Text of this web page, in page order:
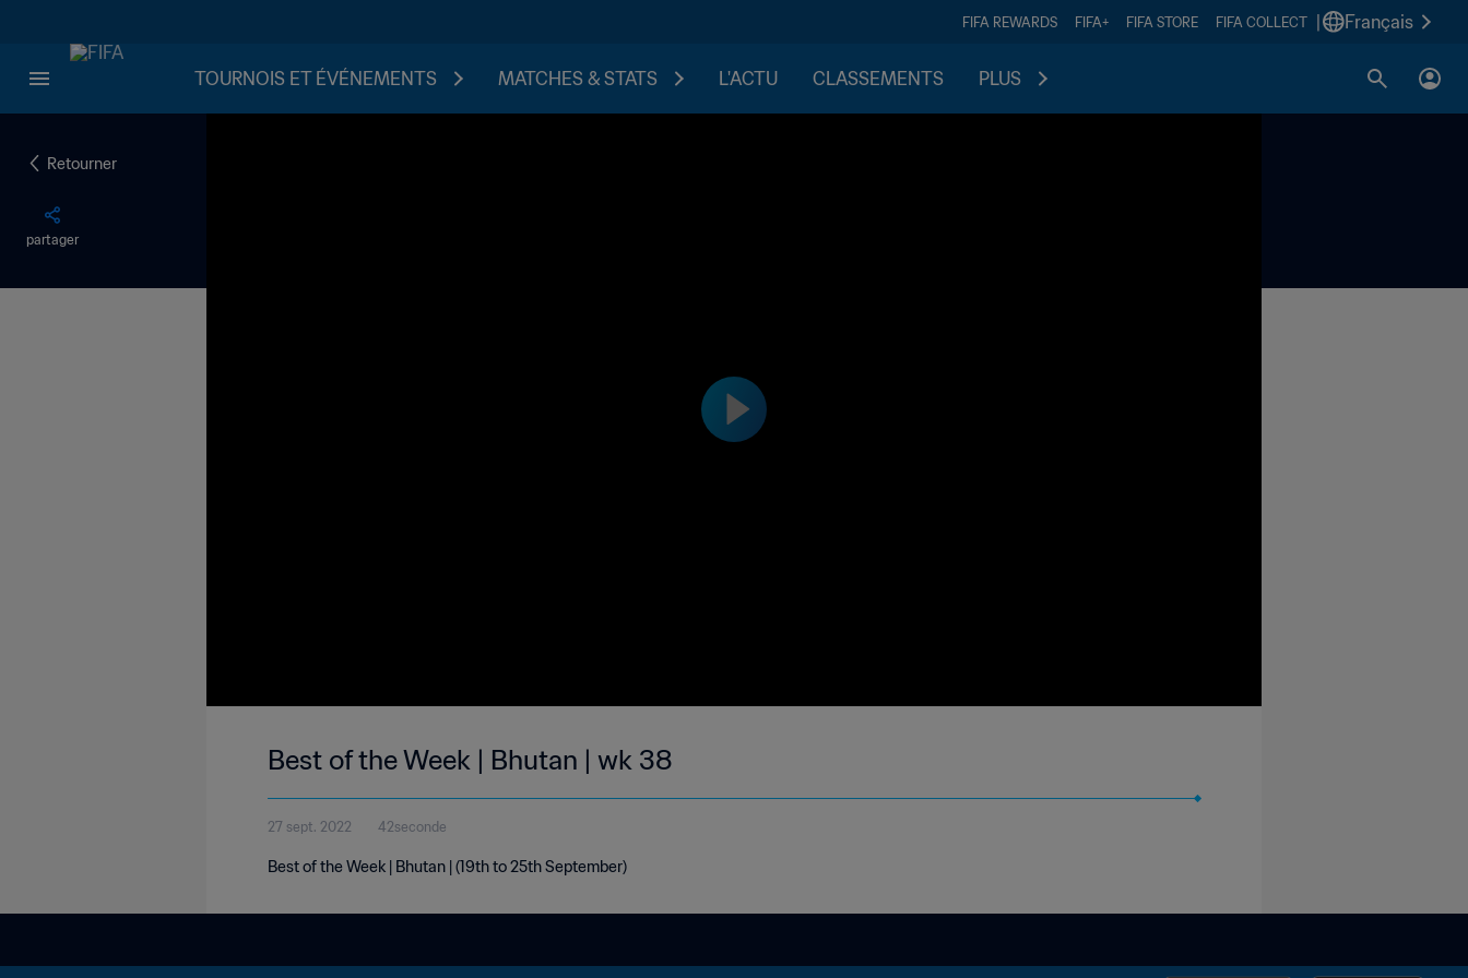
FIFA REWARDS FIFA+ FIFA STORE FIFA COLLECT Français
TOURNOIS ET ÉVÉNEMENTS MATCHES & STATS L'ACTU CLASSEMENTS PLUS
Retourner
partager
Best of the Week | Bhutan | wk 38
27 sept. 2022 42seconde
Best of the Week | Bhutan | (19th to 25th September)